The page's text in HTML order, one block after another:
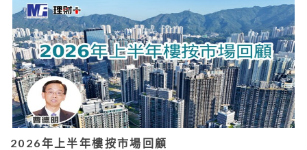
2026年上半年樓按市場回顧